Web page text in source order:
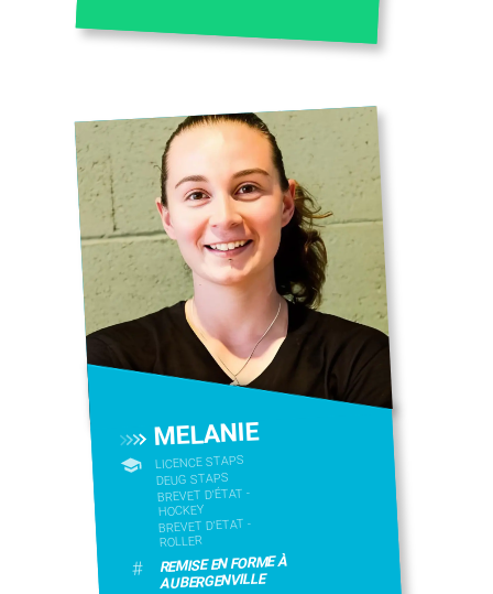
MELANIE
LICENCE STAPS
DEUG STAPS
BREVET D'ÉTAT -
HOCKEY
BREVET D'ETAT -
ROLLER
# REMISE EN FORME À
AUBERGENVILLE